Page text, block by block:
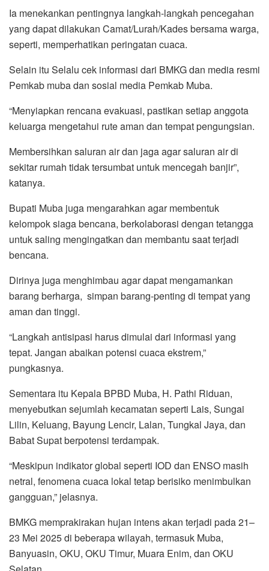
Ia menekankan pentingnya langkah-langkah pencegahan
yang dapat dilakukan Camat/Lurah/Kades bersama warga,
seperti, memperhatikan peringatan cuaca.
Selain itu Selalu cek informasi dari BMKG dan media resmi
Pemkab muba dan sosial media Pemkab Muba.
“Menyiapkan rencana evakuasi, pastikan setiap anggota
keluarga mengetahui rute aman dan tempat pengungsian.
Membersihkan saluran air dan jaga agar saluran air di
sekitar rumah tidak tersumbat untuk mencegah banjir”,
katanya.
Bupati Muba juga mengarahkan agar membentuk
kelompok siaga bencana, berkolaborasi dengan tetangga
untuk saling mengingatkan dan membantu saat terjadi
bencana.
Dirinya juga menghimbau agar dapat mengamankan
barang berharga, simpan barang-penting di tempat yang
aman dan tinggi.
“Langkah antisipasi harus dimulai dari informasi yang
tepat. Jangan abaikan potensi cuaca ekstrem,”
pungkasnya.
Sementara itu Kepala BPBD Muba, H. Pathi Riduan,
menyebutkan sejumlah kecamatan seperti Lais, Sungai
Lilin, Keluang, Bayung Lencir, Lalan, Tungkal Jaya, dan
Babat Supat berpotensi terdampak.
“Meskipun indikator global seperti IOD dan ENSO masih
netral, fenomena cuaca lokal tetap berisiko menimbulkan
gangguan,” jelasnya.
BMKG memprakirakan hujan intens akan terjadi pada 21–
23 Mei 2025 di beberapa wilayah, termasuk Muba,
Banyuasin, OKU, OKU Timur, Muara Enim, dan OKU